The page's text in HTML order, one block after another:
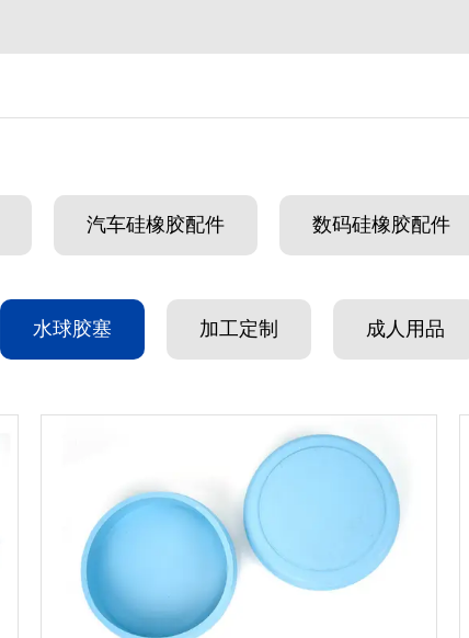
汽车硅橡胶配件 数码硅橡胶配件
水球胶塞 加工定制 成人用品